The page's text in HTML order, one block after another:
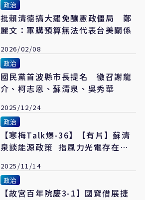
政治
批賴清德搞大罷免釀憲政僵局 鄭
麗文：軍購預算無法代表台美關係
2026/02/08
政治
國民黨首波縣市長提名 徵召謝龍
介、柯志恩、蘇清泉、吳秀華
2025/12/24
政治
【寒梅Talk爆-36】【有片】蘇清
泉談能源政策 指風力光電存在環
2025/11/14
政治
【故宮百年院慶3-1】國寶借展捷